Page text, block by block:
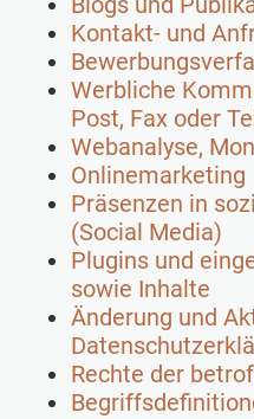
Kontakt- und
Werbliche
Post, Fax oder
Webanalyse,
Onlinemarketing
Präsenzen in
(Social Media)
Plugins und
sowie Inhalte
Änderung und
Rechte der